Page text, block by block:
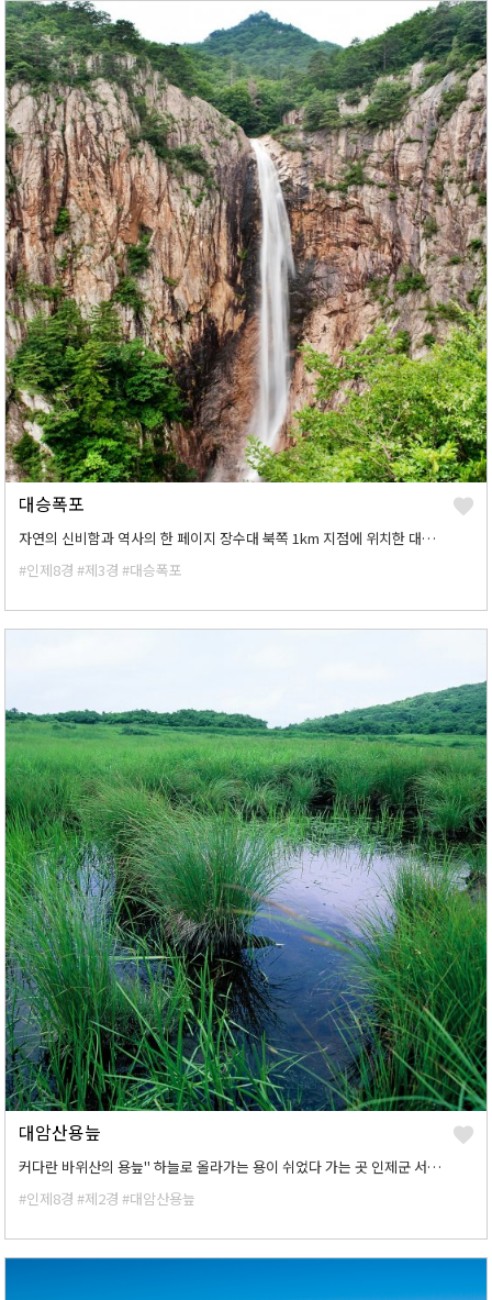
대승폭포
자연의 신비함과 역사의 한 페이지 장수대 북쪽 1km 지점에 위치한 대승폭포는 88m의 물기둥이 낙하하여 장관을 이루는 곳으로 신라 경순왕이 피서지였던 곳 이었다고 전해진다.
#인제8경 #제3경 #대승폭포
대암산용늪
커다란 바위산의 용늪" 하늘로 올라가는 용이 쉬었다 가는 곳 인제군 서화면 대암산 정상 해발 1,280m. 민통선 내에 있는 남한 유일의 고층 습원지인 대암산용늪. 동서로 275m, 남북으로 210m나 뻗친 엄청난 크기의 자연 습지가 정상의 산봉우리들 사이에 둘러싸여 있다.
#인제8경 #제2경 #대암산용늪